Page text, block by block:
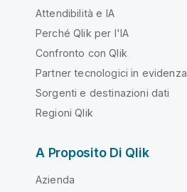
Attendibilità e IA
Perché Qlik per l'IA
Confronto con Qlik
Partner tecnologici in evidenza
Sorgenti e destinazioni dati
Regioni Qlik
A Proposito Di Qlik
Azienda